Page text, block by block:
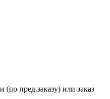
пред.заказу) или заказ